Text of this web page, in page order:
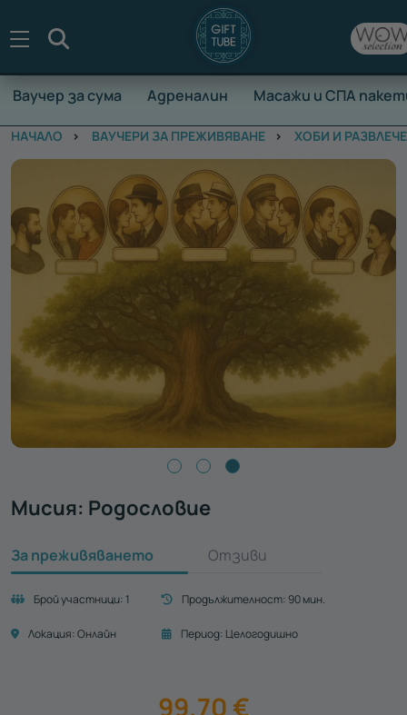
Ваучер за сума Адреналин Масажи и СПА
НАЧАЛО ВАУЧЕРИ ЗА ПРЕЖИВЯВАНЕ ХОБИ И
Мисия: Родословие
За преживяването Отзиви
Брой участници: 1 Продължителност: 90 мин.
Локация:Онлайн Период: Целогодишно
99.70 €